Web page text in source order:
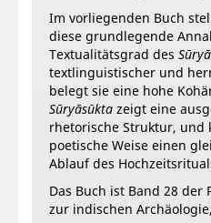
Im vorliegenden Buch
diese grundlegende
Textualitätsgrad des
textlinguistischer und
belegt sie eine hohe
Sūryāsūkta zeigt eine
rhetorische Struktur, und
poetische Weise einen
Ablauf des
Das Buch ist Band 28 der
zur indischen